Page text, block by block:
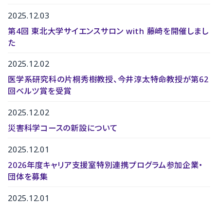
2025.12.03
第4回 東北大学サイエンスサロン with 藤崎を開催しまし
た
2025.12.02
医学系研究科の片桐秀樹教授、今井淳太特命教授が第62
回ベルツ賞を受賞
2025.12.02
災害科学コースの新設について
2025.12.01
2026年度キャリア支援室特別連携プログラム参加企業・
団体を募集
2025.12.01